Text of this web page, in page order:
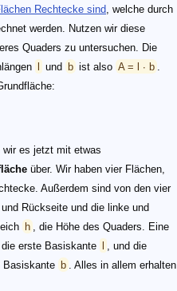
Rechtecke sind , welche durch
werden. Nutzen wir diese
Quaders zu untersuchen. Die
und b ist also A = l ∙ b
wir es jetzt mit etwas
über. Wir haben vier Flächen,
Außerdem sind von den vier
Rückseite und die linke und
h
, die Höhe des Quaders. Eine
erste Basiskante
, und die
Basiskante b
. Alles in allem erhalten